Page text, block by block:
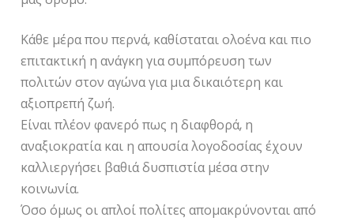
Κάθε μέρα που περνά, καθίσταται ολοένα και πιο
επιτακτική η ανάγκη για συμπόρευση των
πολιτών στον αγώνα για μια δικαιότερη και
αξιοπρεπή ζωή.
Είναι πλέον φανερό πως η διαφθορά, η
αναξιοκρατία και η απουσία λογοδοσίας έχουν
καλλιεργήσει βαθιά δυσπιστία μέσα στην
κοινωνία.
Όσο όμως οι απλοί πολίτες απομακρύνονται από